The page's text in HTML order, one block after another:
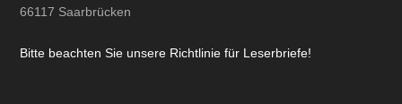
66117 Saarbrücken
Bitte beachten Sie unsere Richtlinie für Leserbriefe!